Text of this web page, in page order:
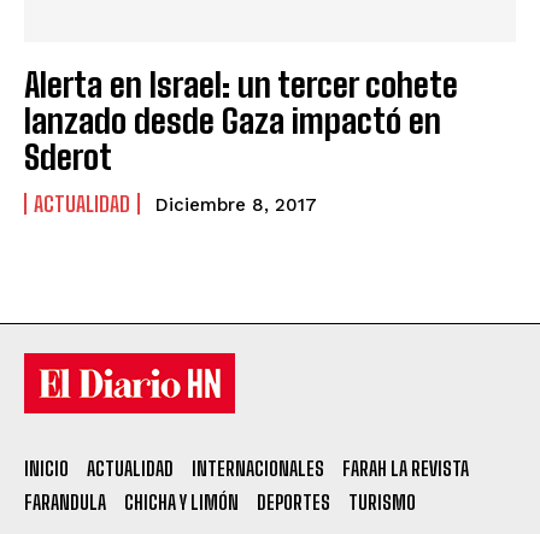
Alerta en Israel: un tercer cohete
lanzado desde Gaza impactó en
Sderot
ACTUALIDAD Diciembre 8, 2017
INICIO ACTUALIDAD INTERNACIONALES
FARAH LA REVISTA
FARANDULA
CHICHA Y LIMÓN DEPORTES TURISMO